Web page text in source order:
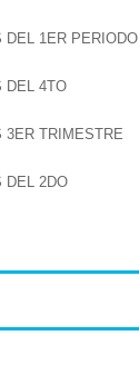
DEL 1ER PERIODO
DEL 4TO
3ER TRIMESTRE
DEL 2DO